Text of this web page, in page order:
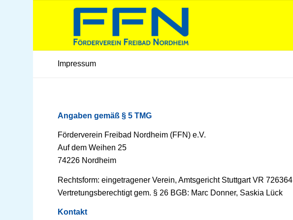
Impressum
Angaben gemäß § 5 TMG
Förderverein Freibad Nordheim (FFN) e.V.
Auf dem Weihen 25
74226 Nordheim
Rechtsform: eingetragener Verein, Amtsgericht Stuttgart VR 726364
Vertretungsberechtigt gem. § 26 BGB: Marc Donner, Saskia Lück
Kontakt